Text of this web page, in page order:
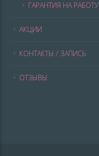
ГАРАНТИЯ НА РАБОТУ
АКЦИИ
КОНТАКТЫ / ЗАПИСЬ
ОТЗЫВЫ